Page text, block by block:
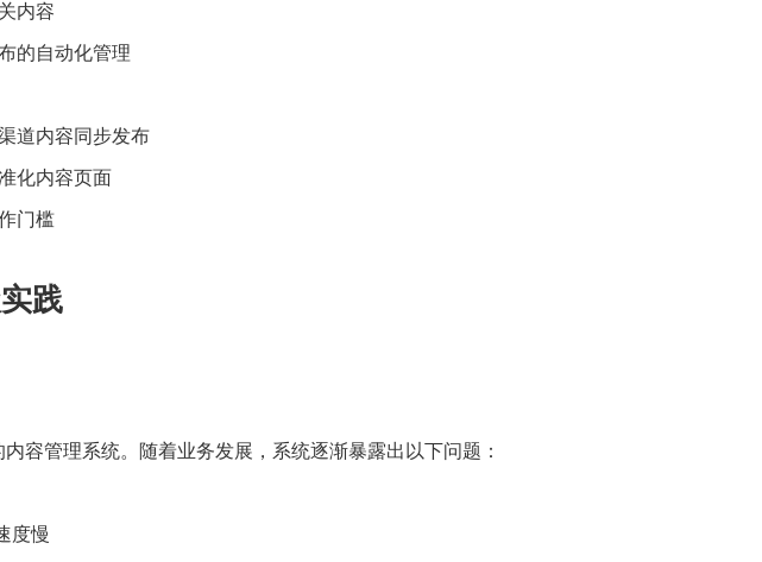
内容
的自动化管理
道内容同步发布
化内容页面
门槛
践
容管理系统。随着业务发展，系统逐渐暴露出以下问题：
度慢